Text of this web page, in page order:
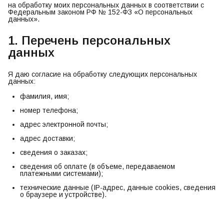
на обработку моих персональных данных в соответствии с
Федеральным законом РФ № 152-ФЗ «О персональных
данных».
1. Перечень персональных
данных
Я даю согласие на обработку следующих персональных
данных:
фамилия, имя;
номер телефона;
адрес электронной почты;
адрес доставки;
сведения о заказах;
сведения об оплате (в объеме, передаваемом
платежными системами);
технические данные (IP-адрес, данные cookies, сведения
о браузере и устройстве).